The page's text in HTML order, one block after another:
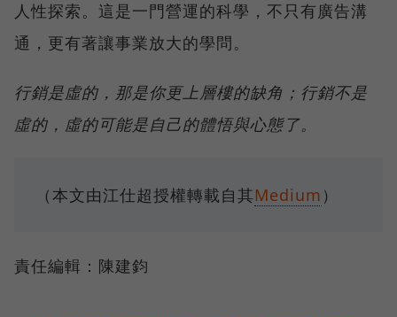
人性探索。這是一門營運的科學，不只有廣告溝
通，更有著讓事業放大的學問。
行銷是虛的，那是你更上層樓的缺角；行銷不是
虛的，虛的可能是自己的體悟與心態了。
（本文由江仕超授權轉載自其Medium ）
責任編輯：陳建鈞